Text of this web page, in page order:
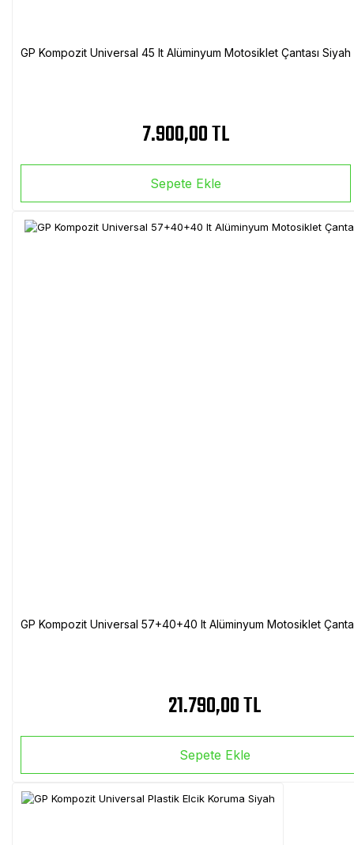
GP Kompozit Universal 45 lt Alüminyum Motosiklet Çantası Siyah
7.900,00 TL
Sepete Ekle
GP Kompozit Universal 57+40+40 lt Alüminyum Motosiklet
21.790,00 TL
Sepete Ekle